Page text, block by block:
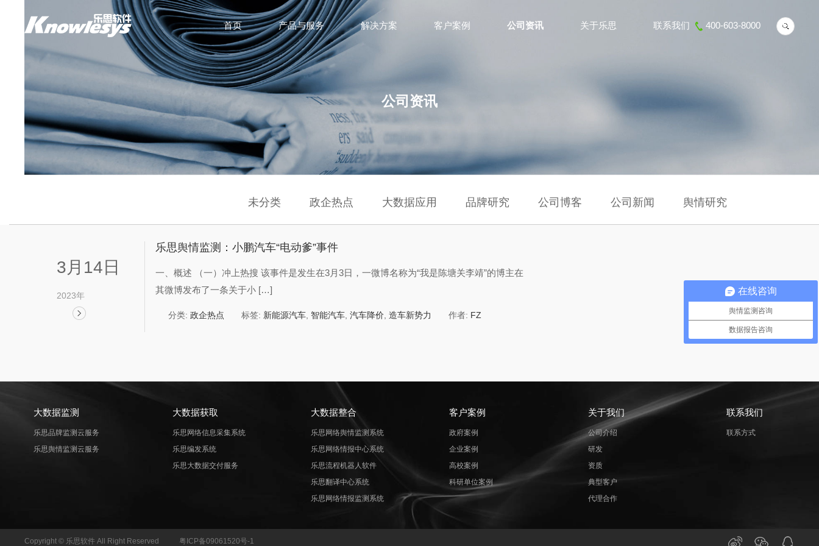
首页 产品与服务 解决方案 客户案例 公司资讯 关于乐思 联系我们 400-603-8000
公司资讯
未分类 政企热点 大数据应用 品牌研究 公司博客 公司新闻 舆情研究
3月14日
2023年
乐思舆情监测：小鹏汽车“电动爹”事件
一、概述 （一）冲上热搜 该事件是发生在3月3日，一微博名称为“我是陈塘关李靖”的博主在
其微博发布了一条关于小 […]
分类: 政企热点 标签: 新能源汽车, 智能汽车, 汽车降价, 造车新势力 作者: FZ
大数据监测
乐思品牌监测云服务
乐思舆情监测云服务
大数据获取
乐思网络信息采集系统
乐思编发系统
乐思大数据交付服务
大数据整合
乐思网络舆情监测系统
乐思网络情报中心系统
乐思流程机器人软件
乐思翻译中心系统
乐思网络情报监测系统
客户案例
政府案例
企业案例
高校案例
科研单位案例
关于我们
公司介绍
研发
资质
典型客户
代理合作
联系我们
联系方式
Copyright © 乐思软件 All Right Reserved 粤ICP备09061520号-1
在线咨询
舆情监测咨询
数据报告咨询